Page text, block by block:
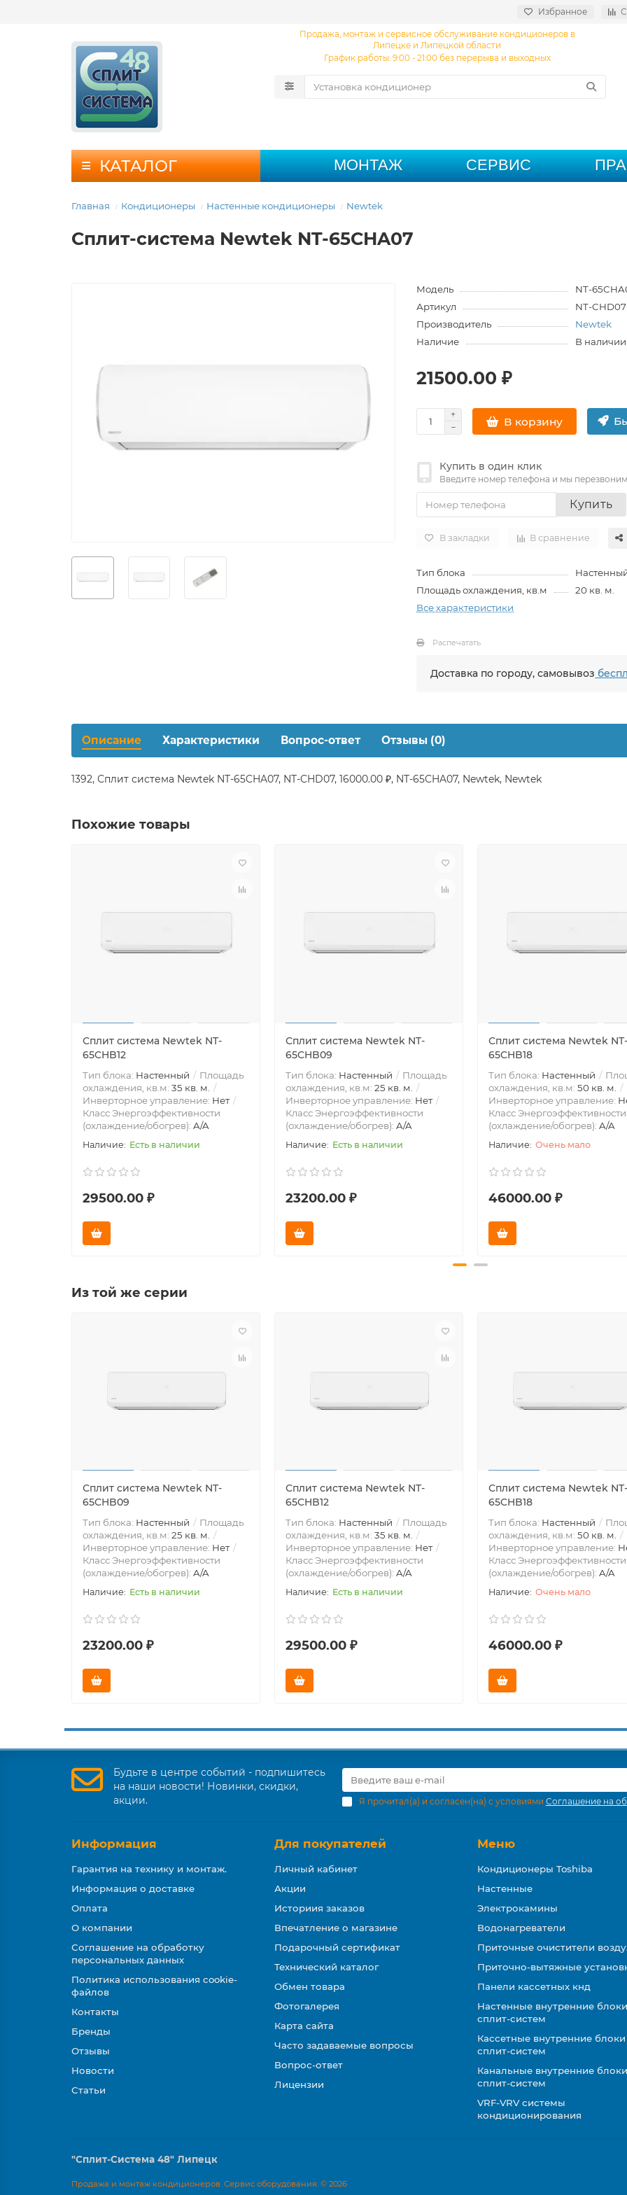
Избранное
Продажа, монтаж и сервисное обслуживание кондиционеров в
Липецке и Липецкой области
График работы: 9:00 - 21:00 без перерыва и выходных
КАТАЛОГ МОНТАЖ СЕРВИС
Главная Кондиционеры Настенные кондиционеры Newtek
Сплит-система Newtek NT-65CHA07
Модель
NT-
Артикул
NT-CHD07
Производитель
Newtek
Наличие
В наличии
21500.00 ₽
В корзину
Купить в один клик
Введите номер телефона и мы
Купить
В закладки В сравнение
Тип блока
Площадь охлаждения, кв.м
20 кв. м.
Все характеристики
Распечатать
Доставка по городу, самовывоз
Описание Характеристики Вопрос-ответ Отзывы (0)
1392, Сплит система Newtek NT-65CHA07, NT-CHD07, 16000.00 ₽, NT-65CHA07, Newtek, Newtek
Похожие товары
Сплит система Newtek NT-
65CHB12
Тип блока: Настенный
Площадь
охлаждения, кв.м: 35 кв. м.
Инверторное управление: Нет
Класс Энергоэффективности
(охлаждение/обогрев): A/A
Есть в наличии
29500.00 ₽
Сплит система Newtek NT-
65CHB09
Тип блока: Настенный
Площадь
охлаждения, кв.м: 25 кв. м.
Инверторное управление: Нет
Класс Энергоэффективности
(охлаждение/обогрев): A/A
Есть в наличии
23200.00 ₽
Сплит система Newtek NT-
65CHB18
Тип блока: Настенный
охлаждения, кв.м: 50 кв. м.
Инверторное управление:
Класс Энергоэффективности
(охлаждение/обогрев): A/A
Очень мало
46000.00 ₽
Из той же серии
Сплит система Newtek NT-
65CHB09
Тип блока: Настенный
Площадь
охлаждения, кв.м: 25 кв. м.
Инверторное управление: Нет
Класс Энергоэффективности
(охлаждение/обогрев): A/A
Есть в наличии
23200.00 ₽
Сплит система Newtek NT-
65CHB12
Тип блока: Настенный
Площадь
охлаждения, кв.м: 35 кв. м.
Инверторное управление: Нет
Класс Энергоэффективности
(охлаждение/обогрев): A/A
Есть в наличии
29500.00 ₽
Сплит система Newtek NT-
65CHB18
Тип блока: Настенный
охлаждения, кв.м: 50 кв. м.
Инверторное управление:
Класс Энергоэффективности
(охлаждение/обогрев): A/A
Очень мало
46000.00 ₽
Будьте в центре событий - подпишитесь
на наши новости! Новинки, скидки,
акции.
Я прочитал(а) и согласен(на) с условиями Соглашение на
Информация
Гарантия на технику и монтаж.
Информация о доставке
Оплата
О компании
Соглашение на обработку
персональных данных
Политика использования cookie-
файлов
Контакты
Бренды
Отзывы
Новости
Статьи
Для покупателей
Личный кабинет
Акции
Историия заказов
Впечатление о магазине
Подарочный сертификат
Технический каталог
Обмен товара
Фотогалерея
Карта сайта
Часто задаваемые вопросы
Вопрос-ответ
Лицензии
Меню
Кондиционеры Toshiba
Настенные
Электрокамины
Водонагреватели
Приточные очистители
Приточно-вытяжные
Панели кассетных кнд
Настенные внутренние
сплит-систем
Кассетные внутренние
сплит-систем
Канальные внутренние
сплит-систем
VRF-VRV системы
кондиционирования
"Сплит-Система 48" Липецк
Продажа и монтаж кондиционеров. Сервис оборудования. © 2026